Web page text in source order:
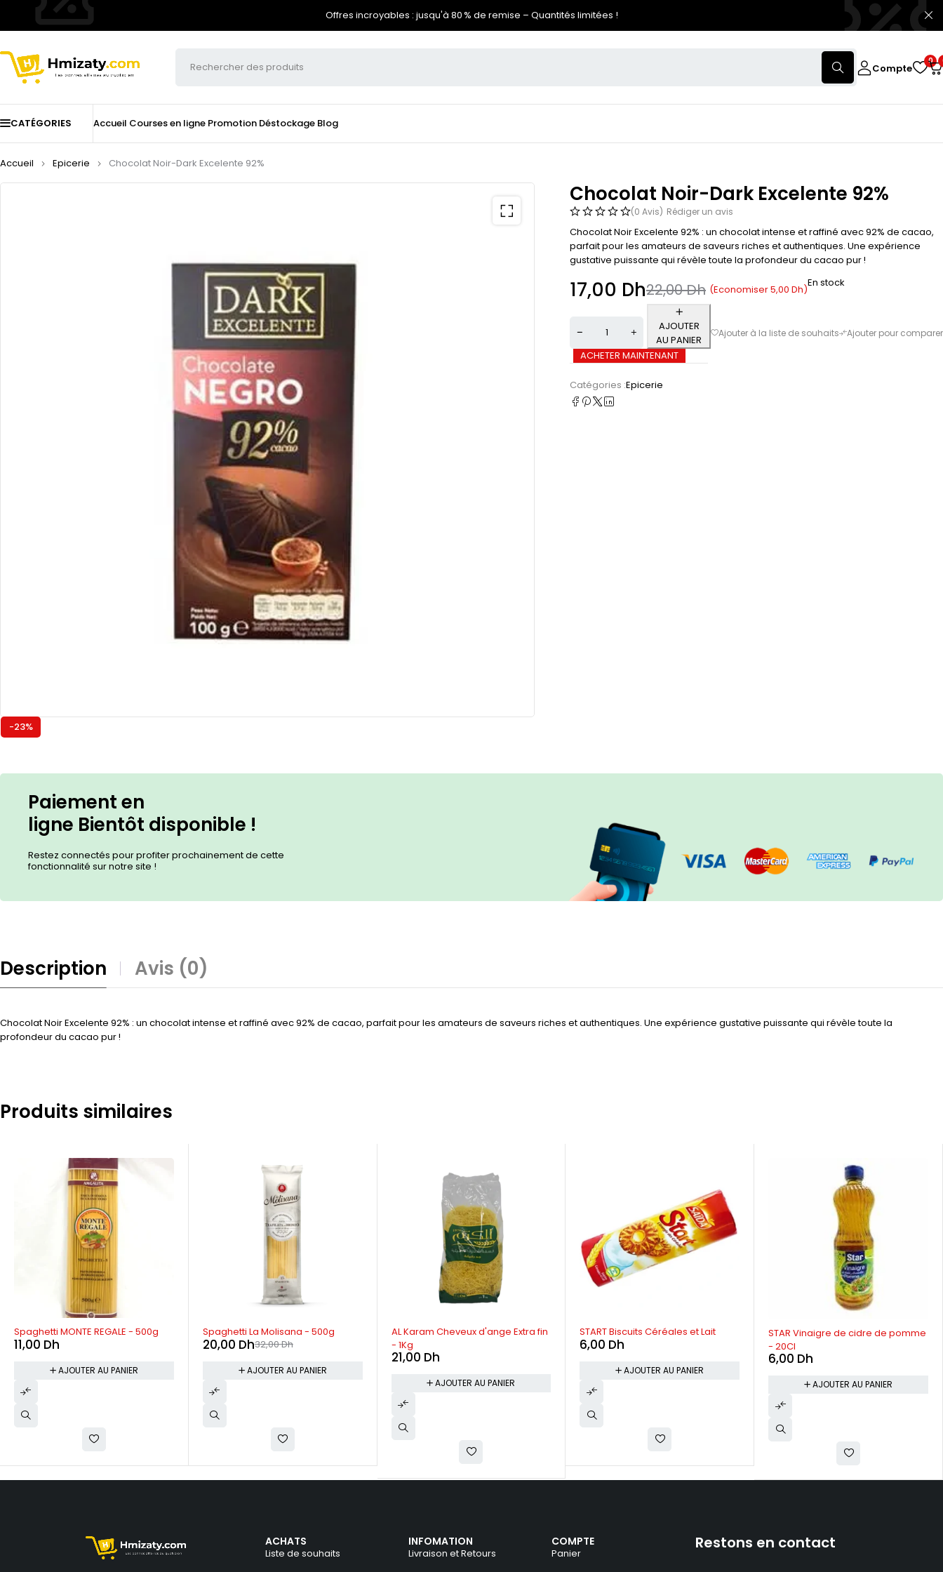
Offres incroyables : jusqu'à 80 % de remise – Quantités limitées !
Compte
0
CATÉGORIES Accueil Courses en ligne Promotion Déstockage Blog
Accueil Epicerie Chocolat Noir-Dark Excelente 92%
-23%
Chocolat Noir-Dark Excelente 92%
(0 Avis) Rédiger un avis
Chocolat Noir Excelente 92% : un chocolat intense et raffiné avec 92% de cacao,
parfait pour les amateurs de saveurs riches et authentiques. Une expérience
gustative puissante qui révèle toute la profondeur du cacao pur !
22,00Dh
17,00 Dh (Economiser5,00 Dh)
En stock
AJOUTER
AU PANIER
ACHETER MAINTENANT
Catégories :Epicerie
Paiement en
ligne Bientôt disponible !
Restez connectés pour profiter prochainement de cette
fonctionnalité sur notre site !
Description Avis (0)
Chocolat Noir Excelente 92% : un chocolat intense et raffiné avec 92% de cacao, parfait pour les amateurs de saveurs riches et authentiques. Une expérience gustative puissante qui révèle toute la
profondeur du cacao pur !
Produits similaires
Spaghetti MONTE REGALE - 500g
11,00 Dh
AJOUTER AU PANIER
-37%
Spaghetti La Molisana - 500g
32,00Dh
20,00 Dh
AJOUTER AU PANIER
AL Karam Cheveux d'ange Extra fin
- 1Kg
21,00 Dh
AJOUTER AU PANIER
START Biscuits Céréales et Lait
6,00 Dh
AJOUTER AU PANIER
STAR Vinaigre de cidre de pomme
- 20Cl
6,00 Dh
AJOUTER AU PANIER
ACHATS
Liste de souhaits
INFOMATION
Livraison et Retours
COMPTE
Panier
Restons en contact